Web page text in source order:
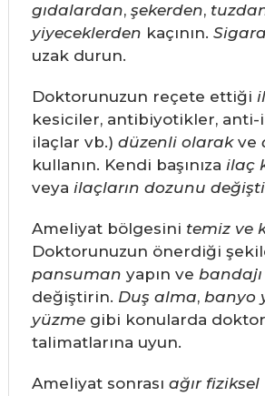
gıdalardan, şekerden,
yiyeceklerden kaçının.
uzak durun.
Doktorunuzun reçete ettiği
kesiciler, antibiyotikler, anti-
ilaçlar vb.) düzenli olarakve
kullanın. Kendi başınıza ilaç
veya ilaçların dozunu
Ameliyat bölgesini temiz ve
Doktorunuzun önerdiği
pansuman yapın ve bandajı
değiştirin. Duş alma, banyo
yüzmegibi konularda
talimatlarına uyun.
Ameliyat sonrası ağır fiziksel